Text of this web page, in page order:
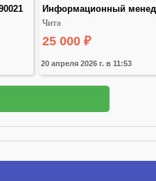
20 апреля 2026 г. в 11:53
Информационный
Чита
25 000 ₽